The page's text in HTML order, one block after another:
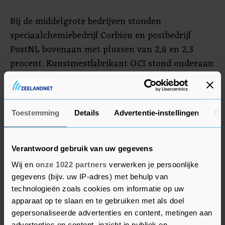
Toestemming Details Advertentie-instellingen
Verantwoord gebruik van uw gegevens
Wij en onze 1022 partners verwerken je persoonlijke
gegevens (bijv. uw IP-adres) met behulp van
technologieën zoals cookies om informatie op uw
apparaat op te slaan en te gebruiken met als doel
gepersonaliseerde advertenties en content, metingen aan
Bij de middelgrote bedrijven stonden
speciaalchemiebedrijf Corbion en postbedrijf
PostNL bovenaan met plussen van 2,6 en 2,3
procent. Kunstmestfabrikant OCI stond onderaan
en verloor 3,2 procent. Luchtvaartconcern Air
France-KLM (min 2,3 procent) werd ook weer
lager gezet. Bij de kleinere ondernemingen steeg
detacheerder Brunel 6,6 procent nadat analisten
Nordic Semiconductor
Nordic Semiconductor klom haast 10 procent in
Oslo. De Frans-Italiaanse chipfabrikant
STMicroelectronics (plus 1,4 procent) overweegt